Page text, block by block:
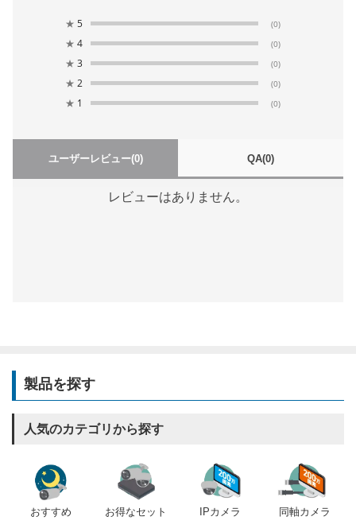
★ 5 (0)
★ 4 (0)
★ 3 (0)
★ 2 (0)
★ 1 (0)
ユーザーレビュー(0) QA(0)
レビューはありません。
製品を探す
人気のカテゴリから探す
おすすめ お得なセット IPカメラ 同軸カメラ